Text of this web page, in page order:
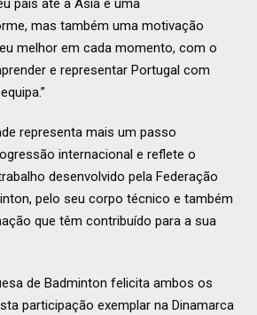
país até à Ásia é uma
mas também uma motivação
melhor em cada momento, com o
e representar Portugal com
representa mais um passo
internacional e reflete o
desenvolvido pela Federação
pelo seu corpo técnico e também
que têm contribuído para a sua
de Badminton felicita ambos os
participação exemplar na Dinamarca